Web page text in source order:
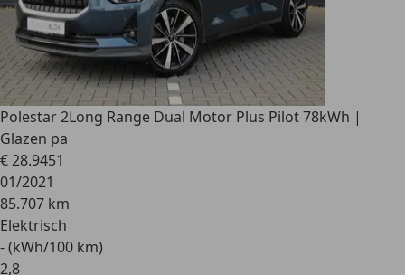
Polestar 2Long Range Dual Motor Plus Pilot 78kWh |
Glazen pa
€ 28.9451
01/2021
85.707 km
Elektrisch
- (kWh/100 km)
2,8